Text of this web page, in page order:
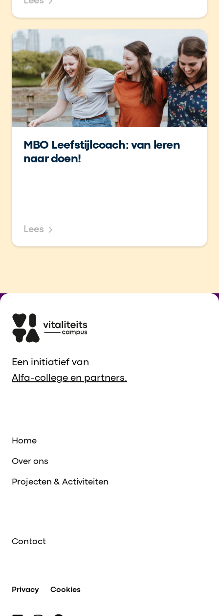
MBO Leefstijlcoach: van leren
naar doen!
Lees
Een initiatief van
Alfa-college en partners.
Home
Over ons
Projecten & Activiteiten
Contact
Privacy Cookies